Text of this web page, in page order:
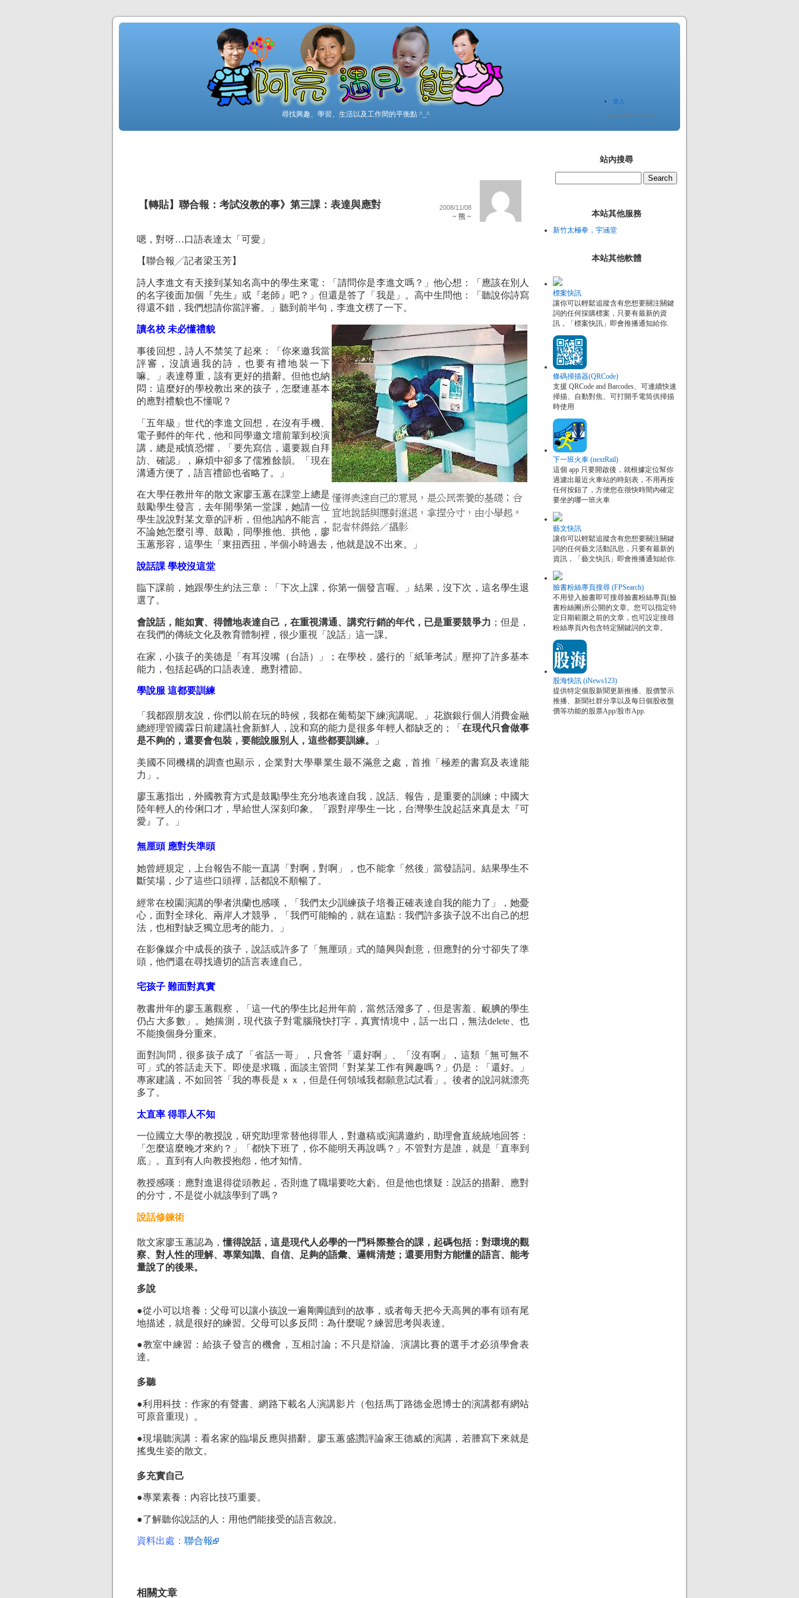
尋找興趣、學習、生活以及工作間的平衡點 ^_^
登入
Since 2005.12.20
【轉貼】聯合報：考試沒教的事》第三課：表達與應對 2008/11/08
~ 熊 ~
嗯，對呀…口語表達太「可愛」
【聯合報╱記者梁玉芳】
詩人李進文有天接到某知名高中的學生來電：「請問你是李進文嗎？」他心想：「應該在別人
的名字後面加個『先生』或『老師』吧？」但還是答了「我是」。高中生問他：「聽說你詩寫
得還不錯，我們想請你當評審。」聽到前半句，李進文楞了一下。
讀名校 未必懂禮貌
事後回想，詩人不禁笑了起來：「你來邀我當
評審，沒讀過我的詩，也要有禮地裝一下
嘛。」表達尊重，該有更好的措辭。但他也納
悶：這麼好的學校教出來的孩子，怎麼連基本
的應對禮貌也不懂呢？
「五年級」世代的李進文回想，在沒有手機、
電子郵件的年代，他和同學邀文壇前輩到校演
講，總是戒慎恐懼，「要先寫信，還要親自拜
訪、確認」，麻煩中卻多了儒雅餘韻。「現在
溝通方便了，語言禮節也省略了。」
在大學任教卅年的散文家廖玉蕙在課堂上總是
鼓勵學生發言，去年開學第一堂課，她請一位
學生說說對某文章的評析，但他訥訥不能言，
不論她怎麼引導、鼓勵，同學推他、拱他，廖
玉蕙形容，這學生「東扭西扭，半個小時過去，他就是說不出來。」
說話課 學校沒這堂
臨下課前，她跟學生約法三章：「下次上課，你第一個發言喔。」結果，沒下次，這名學生退
選了。
會說話，能如實、得體地表達自己，在重視溝通、講究行銷的年代，已是重要競爭力 ；但是，
在我們的傳統文化及教育體制裡，很少重視「說話」這一課。
在家，小孩子的美德是「有耳沒嘴（台語）」；在學校，盛行的「紙筆考試」壓抑了許多基本
能力，包括起碼的口語表達、應對禮節。
學說服 這都要訓練
「我都跟朋友說，你們以前在玩的時候，我都在葡萄架下練演講呢。」花旗銀行個人消費金融
總經理管國霖日前建議社會新鮮人，說和寫的能力是很多年輕人都缺乏的；「在現代只會做事
是不夠的，還要會包裝，要能說服別人，這些都要訓練。
」
美國不同機構的調查也顯示，企業對大學畢業生最不滿意之處，首推「極差的書寫及表達能
力」。
廖玉蕙指出，外國教育方式是鼓勵學生充分地表達自我，說話、報告，是重要的訓練；中國大
陸年輕人的伶俐口才，早給世人深刻印象。「跟對岸學生一比，台灣學生說起話來真是太『可
愛』了。」
無厘頭 應對失準頭
她曾經規定，上台報告不能一直講「對啊，對啊」，也不能拿「然後」當發語詞。結果學生不
斷笑場，少了這些口頭禪，話都說不順暢了。
經常在校園演講的學者洪蘭也感嘆，「我們太少訓練孩子培養正確表達自我的能力了」，她憂
心，面對全球化、兩岸人才競爭，「我們可能輸的，就在這點：我們許多孩子說不出自己的想
法，也相對缺乏獨立思考的能力。」
在影像媒介中成長的孩子，說話或許多了「無厘頭」式的隨興與創意，但應對的分寸卻失了準
頭，他們還在尋找適切的語言表達自己。
宅孩子 難面對真實
教書卅年的廖玉蕙觀察，「這一代的學生比起卅年前，當然活潑多了，但是害羞、靦腆的學生
仍占大多數」。她揣測，現代孩子對電腦飛快打字，真實情境中，話一出口，無法delete、也
不能換個身分重來。
面對詢問，很多孩子成了「省話一哥」，只會答「還好啊」、「沒有啊」，這類「無可無不
可」式的答話走天下。即使是求職，面談主管問「對某某工作有興趣嗎？」仍是：「還好。」
專家建議，不如回答「我的專長是ｘｘ，但是任何領域我都願意試試看」。後者的說詞就漂亮
多了。
太直率 得罪人不知
一位國立大學的教授說，研究助理常替他得罪人，對邀稿或演講邀約，助理會直統統地回答：
「怎麼這麼晚才來約？」「都快下班了，你不能明天再說嗎？」不管對方是誰，就是「直率到
底」。直到有人向教授抱怨，他才知情。
教授感嘆：應對進退得從頭教起，否則進了職場要吃大虧。但是他也懷疑：說話的措辭、應對
的分寸，不是從小就該學到了嗎？
說話修鍊術
散文家廖玉蕙認為，懂得說話，這是現代人必學的一門科際整合的課，起碼包括：對環境的觀
察、對人性的理解、專業知識、自信、足夠的語彙、邏輯清楚；還要用對方能懂的語言、能考
量說了的後果。
多說
●從小可以培養：父母可以讓小孩說一遍剛剛讀到的故事，或者每天把今天高興的事有頭有尾
地描述，就是很好的練習。父母可以多反問：為什麼呢？練習思考與表達。
●教室中練習：給孩子發言的機會，互相討論；不只是辯論、演講比賽的選手才必須學會表
達。
多聽
●利用科技：作家的有聲書、網路下載名人演講影片（包括馬丁路德金恩博士的演講都有網站
可原音重現）。
●現場聽演講：看名家的臨場反應與措辭。廖玉蕙盛讚評論家王德威的演講，若謄寫下來就是
搖曳生姿的散文。
多充實自己
●專業素養：內容比技巧重要。
●了解聽你說話的人：用他們能接受的語言敘說。
資料出處： 聯合報
相關文章
站內搜尋
本站其他服務
新竹太極拳，宇涵堂
本站其他軟體
標案快訊
讓你可以輕鬆追蹤含有您想要關注關鍵
詞的任何採購標案，只要有最新的資
訊，「標案快訊」即會推播通知給你.
條碼掃描器(QRCode)
支援 QRCode and Barcodes、可連續快速
掃描、自動對焦、可打開手電筒供掃描
時使用
下一班火車 (nextRail)
這個 app 只要開啟後，就根據定位幫你
過濾出最近火車站的時刻表，不用再按
任何按鈕了，方便您在很快時間內確定
要坐的哪一班火車
藝文快訊
讓你可以輕鬆追蹤含有您想要關注關鍵
詞的任何藝文活動訊息，只要有最新的
資訊，「藝文快訊」即會推播通知給你.
臉書粉絲專頁搜尋 (FPSearch)
不用登入臉書即可搜尋臉書粉絲專頁(臉
書粉絲團)所公開的文章。您可以指定特
定日期範圍之前的文章，也可設定搜尋
粉絲專頁內包含特定關鍵詞的文章。
股海快訊 (iNews123)
提供特定個股新聞更新推播、股價警示
推播、新聞社群分享以及每日個股收盤
價等功能的股票App/股市App.